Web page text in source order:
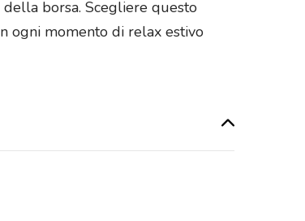
borsa. Scegliere questo
ogni momento di relax estivo